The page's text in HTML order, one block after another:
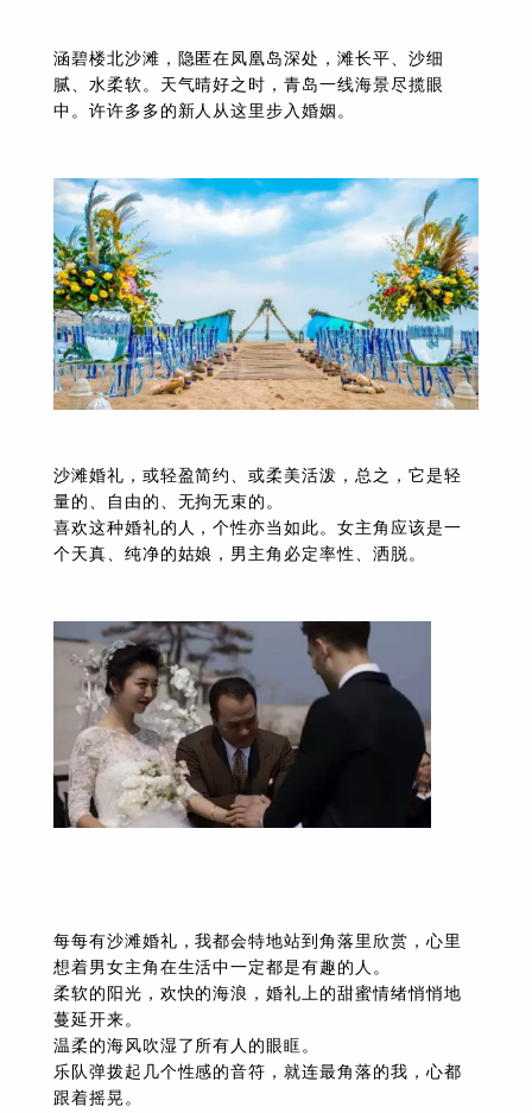
涵碧楼北沙滩，隐匿在凤凰岛深处，滩长平、沙细
腻、水柔软。天气晴好之时，青岛一线海景尽揽眼
中。许许多多的新人从这里步入婚姻。
沙滩婚礼，或轻盈简约、或柔美活泼，总之，它是轻
量的、自由的、无拘无束的。
喜欢这种婚礼的人，个性亦当如此。女主角应该是一
个天真、纯净的姑娘，男主角必定率性、洒脱。
每每有沙滩婚礼，我都会特地站到角落里欣赏，心里
想着男女主角在生活中一定都是有趣的人。
柔软的阳光，欢快的海浪，婚礼上的甜蜜情绪悄悄地
蔓延开来。
温柔的海风吹湿了所有人的眼眶。
乐队弹拨起几个性感的音符，就连最角落的我，心都
跟着摇晃。